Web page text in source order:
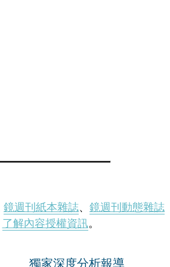
鏡週刊紙本雜誌、 鏡週刊動態雜誌
了解內容授權資訊。
獨家深度分析報導